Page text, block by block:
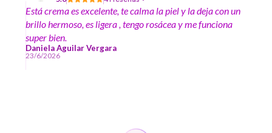
Está crema es excelente, te calma la piel y la deja con un
brillo hermoso, es ligera , tengo rosácea y me funciona
super bien.
Daniela Aguilar Vergara
23/6/2026